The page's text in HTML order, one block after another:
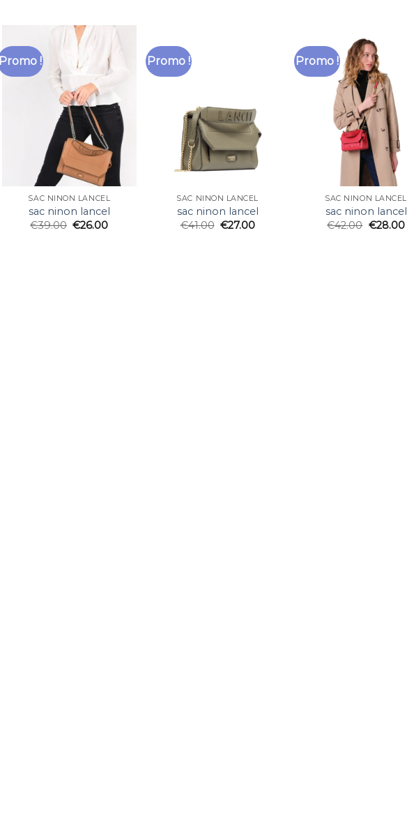
Promo !
SAC NINON LANCEL
sac ninon lancel
€39.00 €26.00
Promo !
SAC NINON LANCEL
sac ninon lancel
€41.00 €27.00
Promo !
SAC NINON LANCEL
sac ninon lancel
€42.00 €28.00